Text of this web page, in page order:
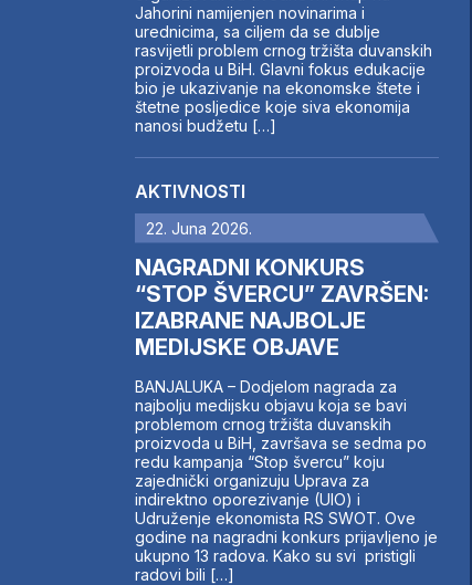
Jahorini namijenjen novinarima i
urednicima, sa ciljem da se dublje
rasvijetli problem crnog tržišta duvanskih
proizvoda u BiH. Glavni fokus edukacije
bio je ukazivanje na ekonomske štete i
štetne posljedice koje siva ekonomija
nanosi budžetu […]
AKTIVNOSTI
22. Juna 2026.
NAGRADNI KONKURS
“STOP ŠVERCU” ZAVRŠEN:
IZABRANE NAJBOLJE
MEDIJSKE OBJAVE
BANJALUKA – Dodjelom nagrada za
najbolju medijsku objavu koja se bavi
problemom crnog tržišta duvanskih
proizvoda u BiH, završava se sedma po
redu kampanja “Stop švercu” koju
zajednički organizuju Uprava za
indirektno oporezivanje (UIO) i
Udruženje ekonomista RS SWOT. Ove
godine na nagradni konkurs prijavljeno je
ukupno 13 radova. Kako su svi pristigli
radovi bili […]